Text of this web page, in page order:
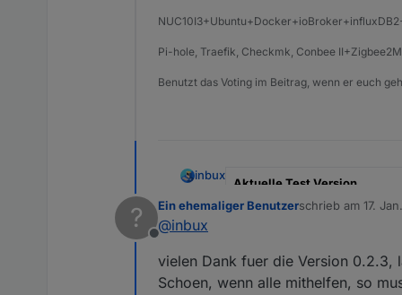
Pi-hole, Traefik, Checkmk, Conbee
Benutzt das Voting im Beitrag, wenn er euch
inbux
Aktuelle Test Version
Update 0.3.1
?
Offline
Ein ehemaliger Benutzerschrieb am 17.
zuletzt editiert von
@inbux
vielen Dank fuer die Version 0.2.3,
Schoen, wenn alle mithelfen, so